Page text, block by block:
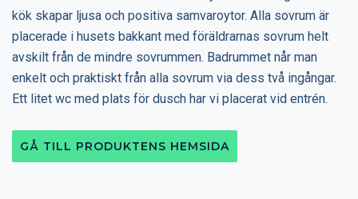
kök skapar ljusa och positiva samvaroytor. Alla sovrum är
placerade i husets bakkant med föräldrarnas sovrum helt
avskilt från de mindre sovrummen. Badrummet når man
enkelt och praktiskt från alla sovrum via dess två ingångar.
Ett litet wc med plats för dusch har vi placerat vid entrén.
GÅ TILL PRODUKTENS HEMSIDA